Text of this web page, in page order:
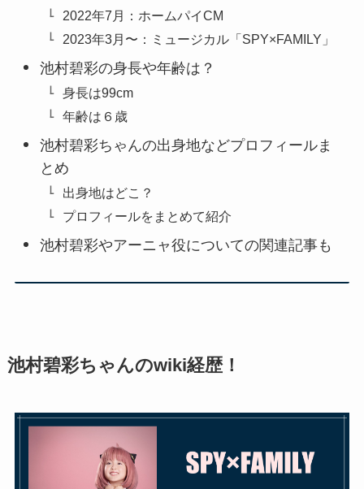
2022年7月：ホームパイCM
2023年3月〜：ミュージカル「SPY×FAMILY」
池村碧彩の身長や年齢は？
身長は99cm
年齢は６歳
池村碧彩ちゃんの出身地などプロフィールま
とめ
出身地はどこ？
プロフィールをまとめて紹介
池村碧彩やアーニャ役についての関連記事も
池村碧彩ちゃんのwiki経歴！